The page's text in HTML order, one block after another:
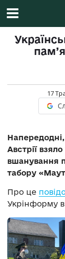
17
Австрії
вшанування
табору
Про це
Укрінформу в